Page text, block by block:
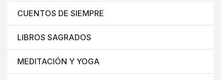
CUENTOS DE SIEMPRE
LIBROS SAGRADOS
MEDITACIÓN Y YOGA